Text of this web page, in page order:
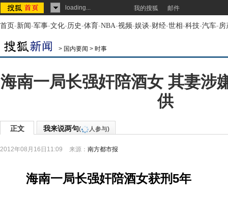
loading... 我的搜狐 邮件
首页-新闻-军事-文化-历史-体育-NBA-视频-娱谈-财经-世相-科技-汽车-房
> 国内要闻 > 时事
海南一局长强奸陪酒女 其妻涉
供
正文 我来说两句( 人参与)
2012年08月16日11:09 来源： 南方都市报
海南一局长强奸陪酒女获刑5年